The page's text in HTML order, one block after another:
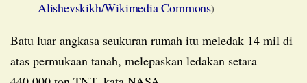
Alishevskikh/Wikimedia Commons)
Batu luar angkasa seukuran rumah itu meledak 14 mil di
atas permukaan tanah, melepaskan ledakan setara